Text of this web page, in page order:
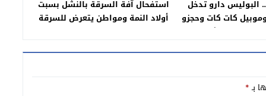
البوليس دارو تدخل
كات كات وحجزو
طن من”الشيرا”
استفحال آفة السرقة بالنشل بسبت
أولاد النمة ومواطن يتعرض للسرقة
بـ*